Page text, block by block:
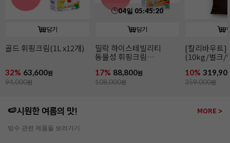
담기
[칼리바우트]2815다크
(10kg/벌크/벨기에)
10% 319,900
359,000원
담기
[칼리바우트]
화이트초콜릿 W2(10kg/
15% 319,200
379,000원
이태리산 파
(2~4mm/
파슬리후레
11%
299,000원
🍉시원한 여름의 맛! MORE >
빙수 관련 제품들 보러가기